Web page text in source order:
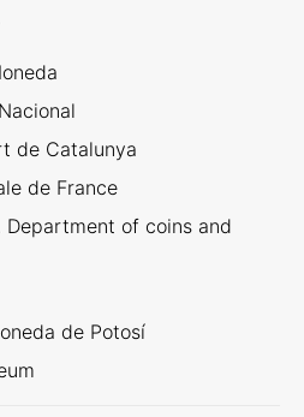
de Catalunya
de France
Department of coins and
de Potosí